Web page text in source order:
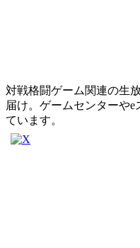
対戦格闘ゲーム関連の生
届け。ゲームセンターや
ています。